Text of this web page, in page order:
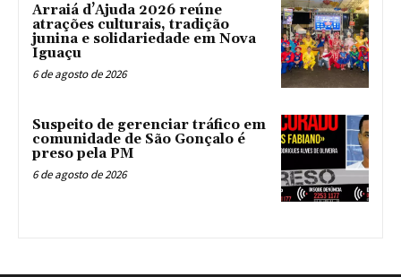
Arraiá d’Ajuda 2026 reúne
atrações culturais, tradição
junina e solidariedade em Nova
Iguaçu
6 de agosto de 2026
Suspeito de gerenciar tráfico em
comunidade de São Gonçalo é
preso pela PM
6 de agosto de 2026